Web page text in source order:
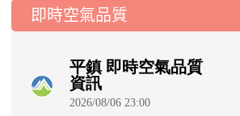
即時空氣品質